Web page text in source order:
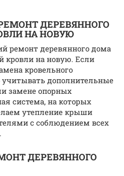
ДЕРЕВЯННОГО
НА НОВУЮ
ремонт деревянного дома
кровли на новую. Если
кровельного
учитывать дополнительные
замене опорных
система, на которых
утепление крыши
с соблюдением всех
ДЕРЕВЯННОГО